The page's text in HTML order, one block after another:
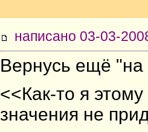
написано 03-03-
Вернусь ещё "на
<<Как-то я
значения не